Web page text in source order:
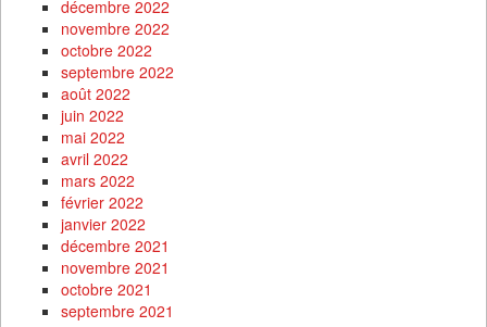
décembre 2022
novembre 2022
octobre 2022
septembre 2022
août 2022
juin 2022
mai 2022
avril 2022
mars 2022
février 2022
janvier 2022
décembre 2021
novembre 2021
octobre 2021
septembre 2021